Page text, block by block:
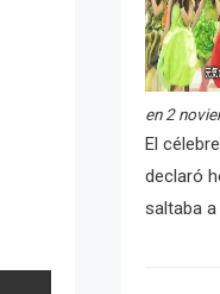
en 2
El
declaró
saltaba a